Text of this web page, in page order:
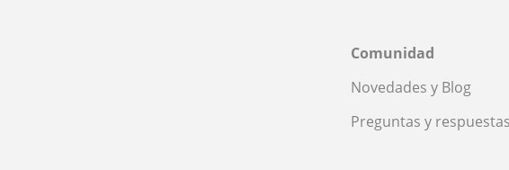
Comunidad
Novedades y Blog
Preguntas y respuestas